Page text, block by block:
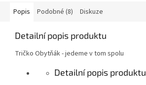
Popis Podobné (8) Diskuze
Detailní popis produktu
Tričko Obytňák - jedeme v tom spolu
Detailní popis produktu